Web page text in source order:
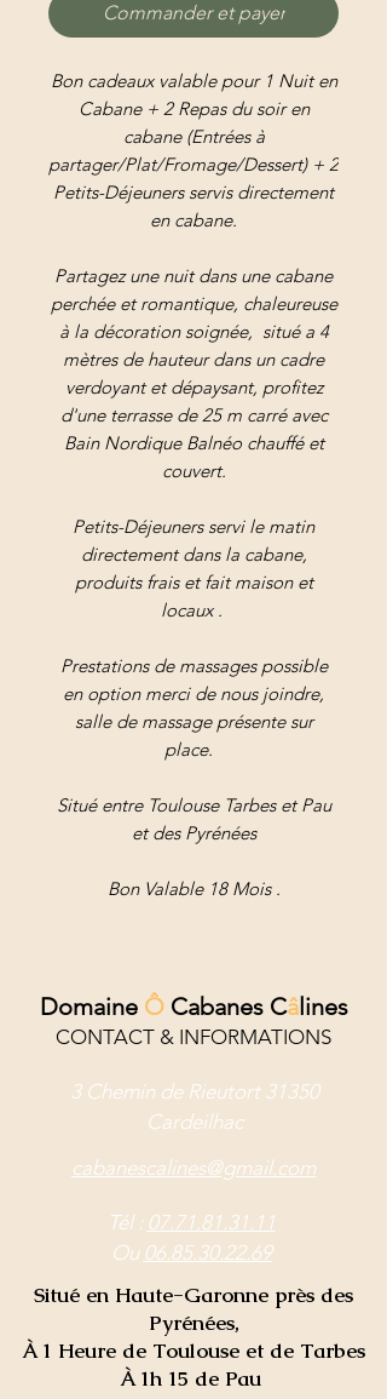
Commander et payer
Bon cadeaux valable pour 1 Nuit en
Cabane + 2 Repas du soir en
cabane (Entrées à
partager/Plat/Fromage/Dessert) + 2
Petits-Déjeuners servis directement
en cabane.
Partagez une nuit dans une cabane
perchée et romantique, chaleureuse
à la décoration soignée, situé a 4
mètres de hauteur dans un cadre
verdoyant et dépaysant, profitez
d'une terrasse de 25 m carré avec
Bain Nordique Balnéo chauffé et
couvert.
Petits-Déjeuners servi le matin
directement dans la cabane,
produits frais et fait maison et
locaux .
Prestations de massages possible
en option merci de nous joindre,
salle de massage présente sur
place.
Situé entre Toulouse Tarbes et Pau
et des Pyrénées
Bon Valable 18 Mois .
Domaine ÔCabanes Câlines
CONTACT & INFORMATIONS
3 Chemin de Rieutort 31350
Cardeilhac
cabanescalines@gmail.com
Tél : 07.71.81.31.11
Ou 06.85.30.22.69
Situé en Haute-Garonne près des
Pyrénées,
À 1 Heure de Toulouse et de Tarbes
À 1h 15 de Pau